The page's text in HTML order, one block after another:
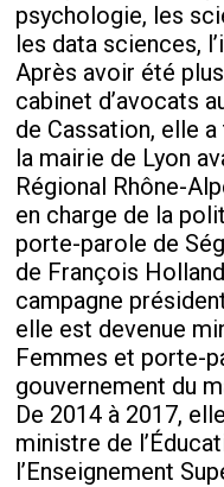
psychologie, les
les data sciences,
Après avoir été
cabinet d’avocats
de Cassation, elle
la mairie de Lyon
Régional Rhône-
en charge de la
porte-parole de
de François
campagne
elle est devenue
Femmes et porte-
gouvernement du
De 2014 à 2017,
ministre de
l’Enseignement